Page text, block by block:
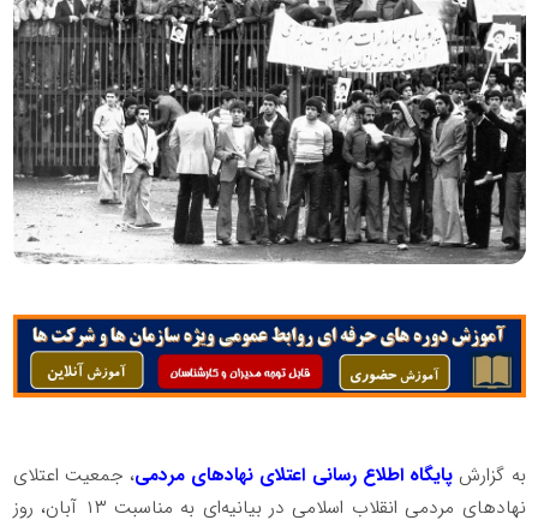
به گزارش پایگاه اطلاع رسانی اعتلای نهادهای مردمی، جمعیت اعتلای
نهادهای مردمی انقلاب اسلامی در بیانیه‌ای به مناسبت ۱۳ آبان، روز